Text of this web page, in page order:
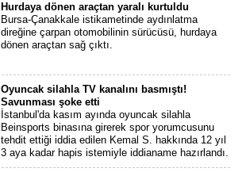
Hurdaya dönen araçtan yaralı kurtuldu
Bursa-Çanakkale istikametinde aydınlatma
direğine çarpan otomobilinin sürücüsü, hurdaya
dönen araçtan sağ çıktı.
Oyuncak silahla TV kanalını basmıştı!
Savunması şoke etti
İstanbul'da kasım ayında oyuncak silahla
Beinsports binasına girerek spor yorumcusunu
tehdit ettiği iddia edilen Kemal S. hakkında 12 yıl
3 aya kadar hapis istemiyle iddianame hazırlandı.